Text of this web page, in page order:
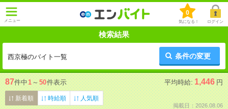
メニュー
0
気になる！ ログイン
検索結果
西京極のバイト一覧 条件の変更
87件中1 ～ 50件表示 平均時給: 1,446 円
新着順 時給順 人気順
掲載日：2026.08.06